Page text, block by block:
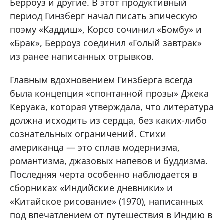
период Гинзберг начал писать эпическую
поэму «Каддиш», Корсо сочинил «Бомбу» и
«Брак», Берроуз соединил «Голый завтрак»
из ранее написанных отрывков.
Главным вдохновением Гинзберга всегда
была концепция «спонтанной прозы» Джека
Керуака, которая утверждала, что литература
должна исходить из сердца, без каких-либо
сознательных ограничений. Стихи
американца — это сплав модернизма,
романтизма, джазовых напевов и буддизма.
Последняя черта особенно наблюдается в
сборниках «Индийские дневники» и
«Китайское рисование» (1970), написанных
под впечатлением от путешествия в Индию в